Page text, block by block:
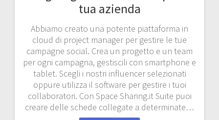
tua azienda
Abbiamo creato una potente piattaforma in
cloud di project manager per gestire le tue
campagne social. Crea un progetto e un team
per ogni campagna, gestiscili con smartphone e
tablet. Scegli i nostri influencer selezionati
oppure utilizza il software per gestire i tuoi
collaboratori. Con Space Sharing.it Suite puoi
creare delle schede collegate a determinate…